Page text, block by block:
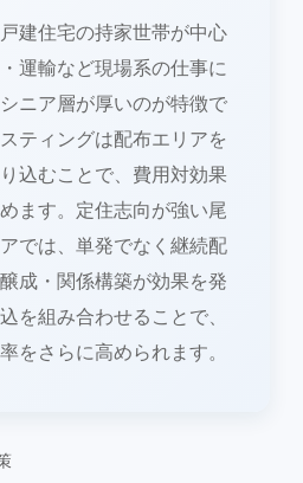
建住宅の持家世帯が中心
運輸など現場系の仕事に
ニア層が厚いのが特徴で
ティングは配布エリアを
込むことで、費用対効果
ます。定住志向が強い尾
では、単発でなく継続配
成・関係構築が効果を発
を組み合わせることで、
をさらに高められます。